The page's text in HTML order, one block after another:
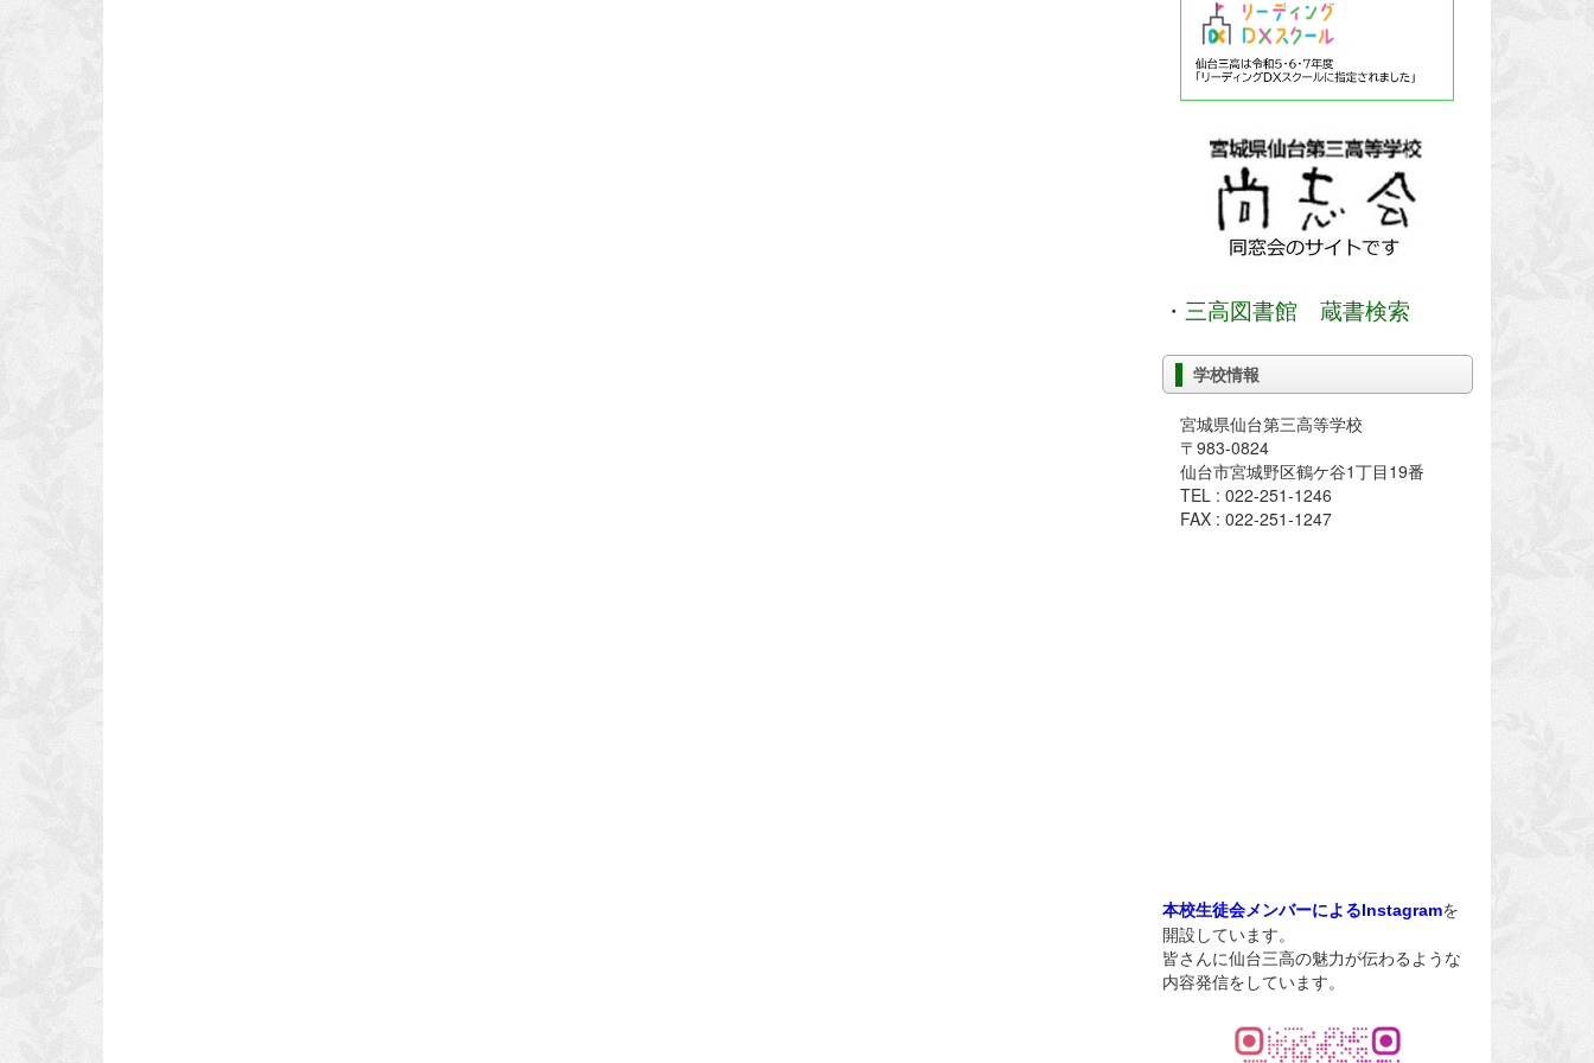
・ 三高図書館 蔵書検索
学校情報
宮城県仙台第三高等学校
〒983-0824
仙台市宮城野区鶴ケ谷1丁目19番
TEL : 022-251-1246
FAX : 022-251-1247
本校生徒会メンバーによるInstagramを
開設しています。
皆さんに仙台三高の魅力が伝わるような
内容発信をしています。